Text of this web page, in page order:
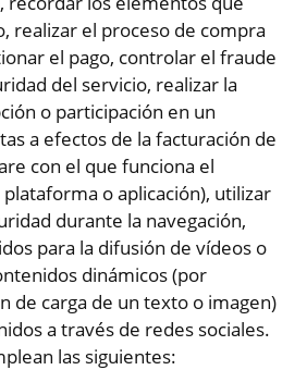
realizar el proceso de compra
el pago, controlar el fraude
del servicio, realizar la
o participación en un
a efectos de la facturación de
con el que funciona el
o aplicación), utilizar
durante la navegación,
para la difusión de vídeos o
dinámicos (por
de carga de un texto o imagen)
a través de redes sociales.
las siguientes: